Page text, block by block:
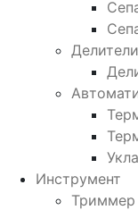
Инструмент
Триммер